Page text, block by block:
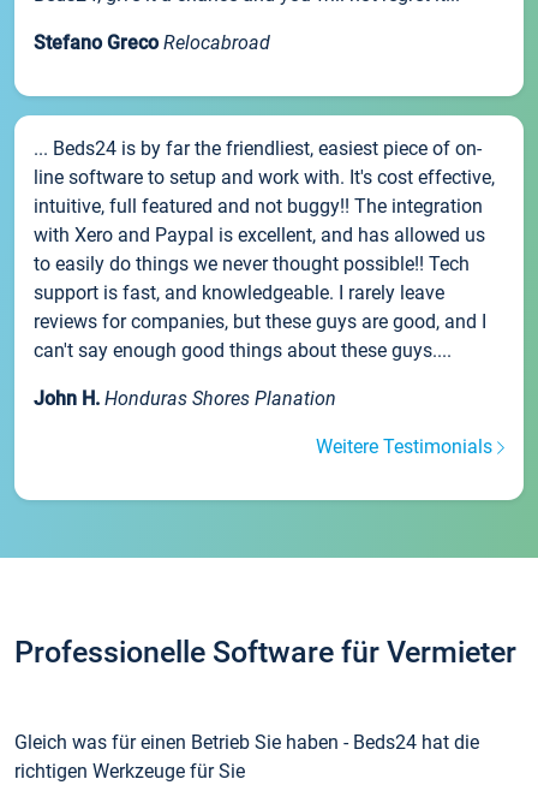
Stefano Greco Relocabroad
... Beds24 is by far the friendliest, easiest piece of on-
line software to setup and work with. It's cost effective,
intuitive, full featured and not buggy!! The integration
with Xero and Paypal is excellent, and has allowed us
to easily do things we never thought possible!! Tech
support is fast, and knowledgeable. I rarely leave
reviews for companies, but these guys are good, and I
can't say enough good things about these guys....
John H. Honduras Shores Planation
Weitere Testimonials
Professionelle Software für Vermieter
Gleich was für einen Betrieb Sie haben - Beds24 hat die
richtigen Werkzeuge für Sie